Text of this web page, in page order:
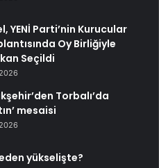
YENİ Parti’nin Kurucular
Oy Birliğiyle
Seçildi
Torbalı’da
mesaisi
yükselişte?